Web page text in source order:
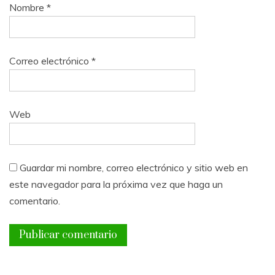
Nombre *
Correo electrónico *
Web
Guardar mi nombre, correo electrónico y sitio web en
este navegador para la próxima vez que haga un
comentario.